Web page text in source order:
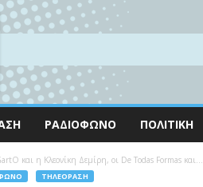
ΡΑΔΙΌΦΩΝΟ ΠΟΛΙΤΙΚΉ
και η Κλεονίκη Δεμίρη, οι De Todas Formas και...
ΤΗΛΕΌΡΑΣΗ